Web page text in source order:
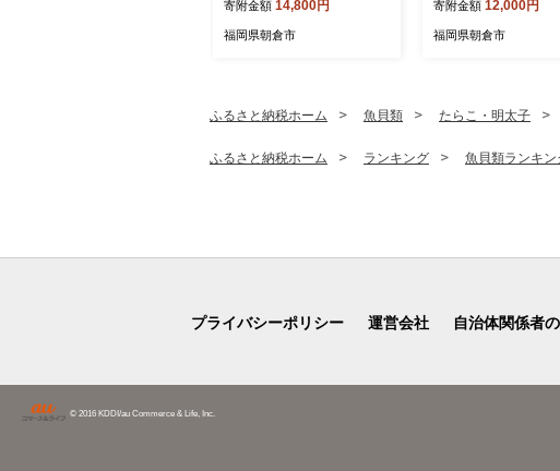
ル ギフト 内祝い ケース 一
番搾り麦汁 麦100％ すみき
寄附金額 14,800円
福岡県朝倉市
類 福岡工場産
ルコール5.5％ お酒 プ
寄附金額 12,000円
福岡県朝倉市
ふるさと納税ホーム 魚貝類 たらこ・明太子
ふるさと納税ホーム ランキング 魚貝類ランキン
プライバシーポリシー 運営会社 自治体関係者
© 2016 KDDI/au Commerce & Life, Inc.